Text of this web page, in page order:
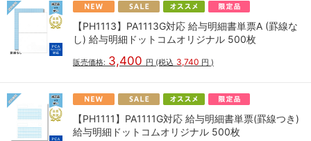
【PH1113】PA1113G対応 給与明細書単票A (罫線な
し) 給与明細ドットコムオリジナル 500枚
販売価格: 3,400 円 (税込 3,740 円 )
【PH1111】PA1111G対応 給与明細書単票(罫線つき)
給与明細ドットコムオリジナル 500枚